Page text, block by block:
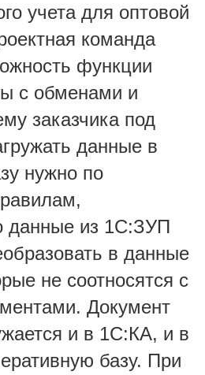
учета для оптовой
команда
функции
с обменами и
заказчика под
данные в
нужно по
данные из 1С:ЗУП
в данные
не соотносятся с
Документ
и в 1С:КА, и в
базу. При